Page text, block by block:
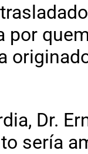
por
Dr.
sería